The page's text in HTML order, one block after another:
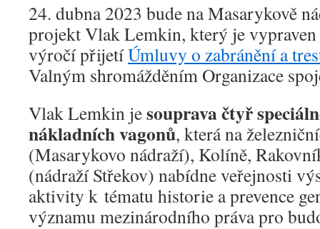
24. dubna 2023 bude na Masarykově
projekt Vlak Lemkin, který je
výročí přijetíÚmluvy o zabránění a
Valným shromážděním Organizace
Vlak Lemkin jesouprava čtyř
nákladních vagonů, která na
(Masarykovo nádraží), Kolíně,
(nádraží Střekov) nabídne veřejnosti
aktivity k tématu historie a prevence
významu mezinárodního práva pro